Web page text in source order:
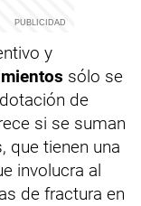
y
sólo se
de
si se suman
que tienen una
involucra al
de fractura en